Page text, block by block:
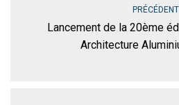
PRÉCÉDENT
Lancement de la 20ème
Architecture